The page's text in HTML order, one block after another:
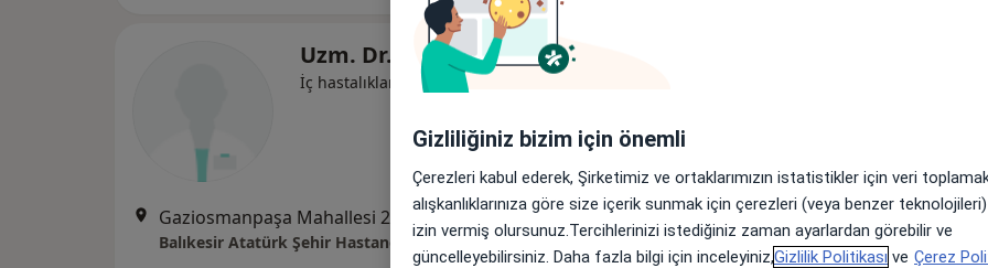
Uzm. Dr. Cüneyt Ağgil
İç hastalıkları
Gaziosmanpaşa Mahallesi 209. Sokak No:26, Balıkesir • Harita
Balıkesir Atatürk Şehir Hastanesi
Randevu talep et
Gizliliğiniz bizim için önemli
Çerezleri kabul ederek, Şirketimiz ve ortaklarımızın istatistikler için veri
alışkanlıklarınıza göre size içerik sunmak için çerezleri (veya benzer
izin vermiş olursunuz.Tercihlerinizi istediğiniz zaman ayarlardan görebilir ve
güncelleyebilirsiniz. Daha fazla bilgi için inceleyiniz,Gizlilik Politikası ve Çerez